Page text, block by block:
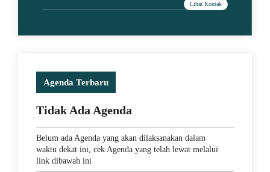
Agenda Terbaru
Tidak Ada Agenda
Belum ada Agenda yang akan dilaksanakan dalam
waktu dekat ini, cek Agenda yang telah lewat melalui
link dibawah ini